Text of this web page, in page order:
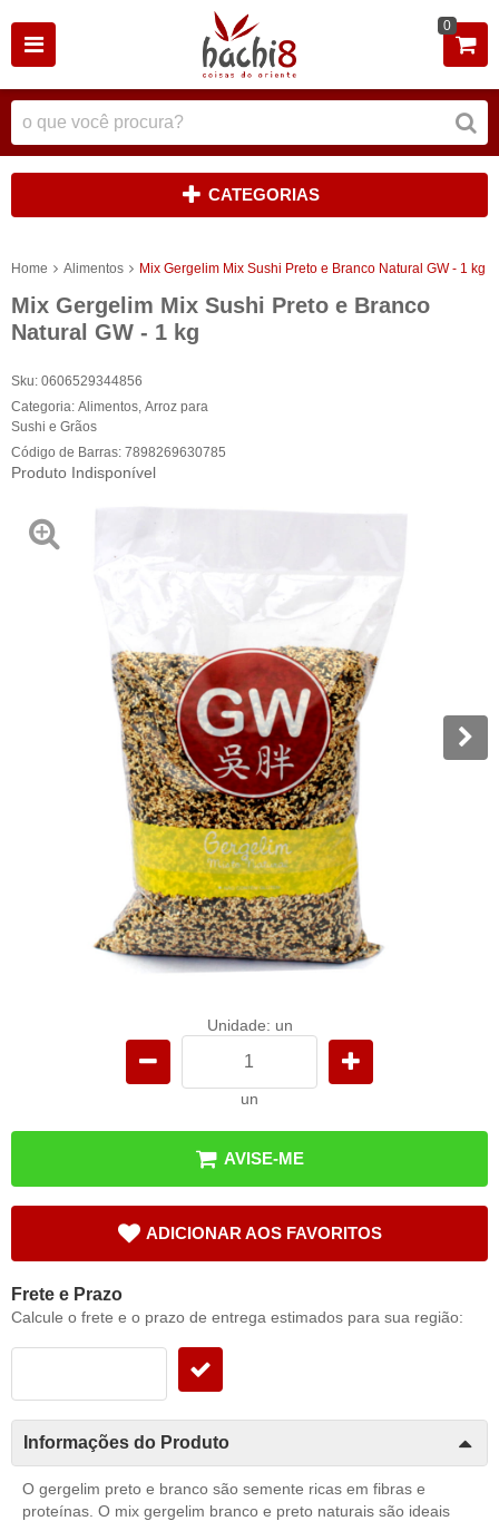
0
CATEGORIAS
Home Alimentos Mix Gergelim Mix Sushi Preto e Branco Natural GW - 1 kg
Mix Gergelim Mix Sushi Preto e Branco
Natural GW - 1 kg
Sku: 0606529344856
Categoria: Alimentos Arroz para
Sushi e Grãos
Código de Barras: 7898269630785
Produto Indisponível
Unidade: un
un
AVISE-ME
ADICIONAR AOS FAVORITOS
Frete e Prazo
Calcule o frete e o prazo de entrega estimados para sua região:
Informações do Produto
O gergelim preto e branco são semente ricas em fibras e
proteínas. O mix gergelim branco e preto naturais são ideais